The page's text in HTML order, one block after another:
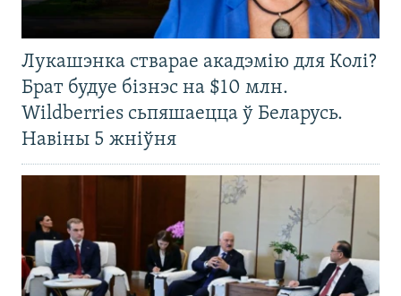
Лукашэнка стварае акадэмію для Колі?
Брат будуе бізнэс на $10 млн.
Wildberries сьпяшаецца ў Беларусь.
Навіны 5 жніўня